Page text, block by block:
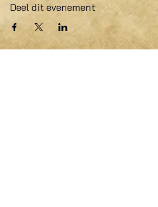
Deel dit evenement